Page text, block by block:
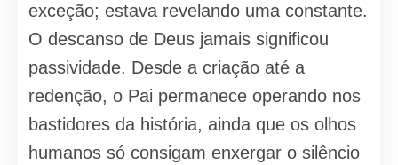
exceção; estava revelando uma constante.
O descanso de Deus jamais significou
passividade. Desde a criação até a
redenção, o Pai permanece operando nos
bastidores da história, ainda que os olhos
humanos só consigam enxergar o silêncio